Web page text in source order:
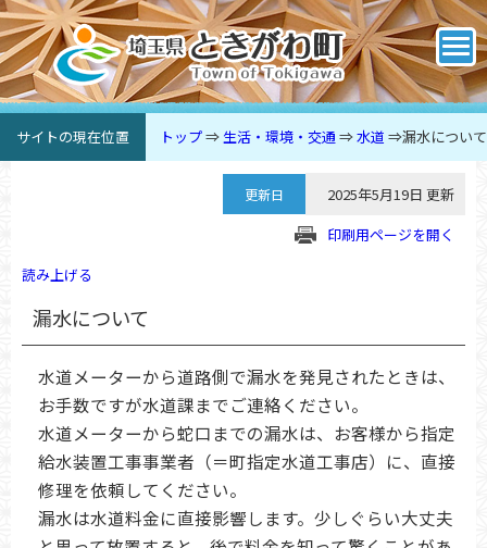
サイトの現在位置 トップ⇒生活・環境・交通 ⇒水道 ⇒漏水について
更新日
2025年5月19日 更新
印刷用ページを開く
読み上げる
漏水について
水道メーターから道路側で漏水を発見されたときは、
お手数ですが水道課までご連絡ください。
水道メーターから蛇口までの漏水は、お客様から指定
給水装置工事事業者（＝町指定水道工事店）に、直接
修理を依頼してください。
漏水は水道料金に直接影響します。少しぐらい大丈夫